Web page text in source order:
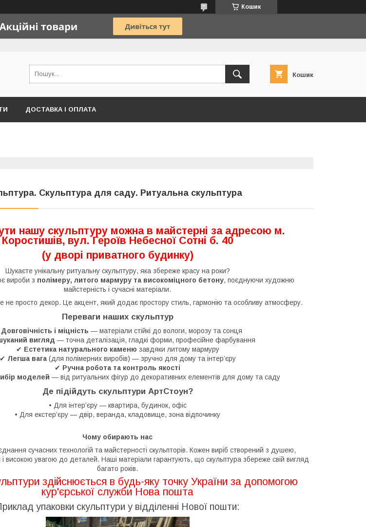
Кошик
Кошик
ДОСТАВКА І ОПЛАТА
Скульптура для саду. Ритуальна скульптура
нашу скульптуру можна в майстерні за адресою м.
Коростишів, вул. Героїв Небесної Сотні б. 40
(у дворі приватного будинку)
Шукаєте унікальну ритуальну скульптуру, яка збереже красу на роки?
вироби з полімеру, литого мармуру та високоміцного бетону, поєднуючи художню
майстерність і сучасні матеріали.
не просто декор. Це акцент, який додає простору стиль, гармонію та особливу атмосферу.
Переваги наших скульптур
Довговічність і міцність — матеріали стійкі до вологи, морозу та сонця
вигляд — точна деталізація, гладкі форми, професійне фарбування
✔ Естетика натурального каменю завдяки литому мармуру
✔ Легша вага(для полімерних виробів) — зручно для дому та інтер’єру
✔ Ручна робота та контроль якості
моделей — від ритуальних фігур до декоративних елементів для дому та саду
Де підійдуть скульптури АртСтоун?
• Для інтер’єру — квартира, будинок, офіс
• Для екстер’єру — двір, веранда, кладовище, зона відпочинку
Чому обирають нас
сучасних технологій та майстерності скульпторів. Кожен виріб створений з душею,
високою увагою до деталей. Наші матеріали гарантують, що скульптура збереже свій вигляд
багато років.
здійснюється в будь-яку точку України за допомогою
кур'єрської служби Нова пошта
упаковки скульптури у відділенні Нової пошти: